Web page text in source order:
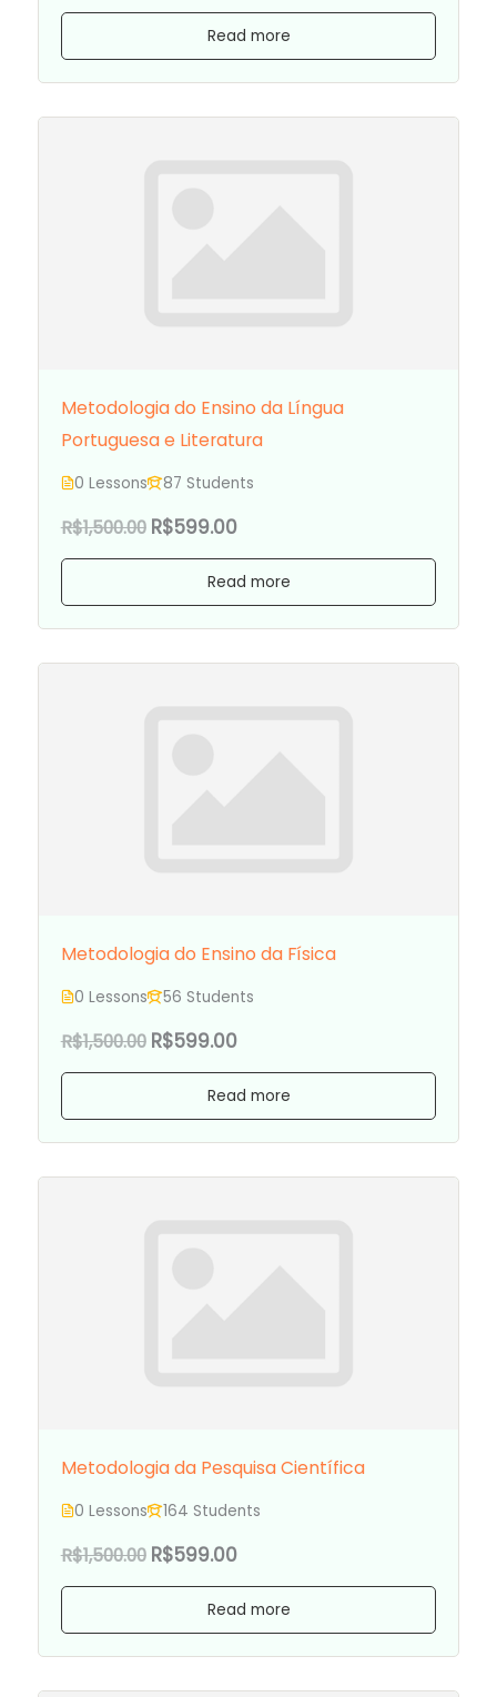
Read more
Metodologia do Ensino da Língua
Portuguesa e Literatura
0 Lessons 87 Students
R$1,500.00 R$599.00
Read more
Metodologia do Ensino da Física
0 Lessons 56 Students
R$1,500.00 R$599.00
Read more
Metodologia da Pesquisa Científica
0 Lessons 164 Students
R$1,500.00 R$599.00
Read more